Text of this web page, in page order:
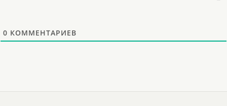
0 КОММЕНТАРИЕВ